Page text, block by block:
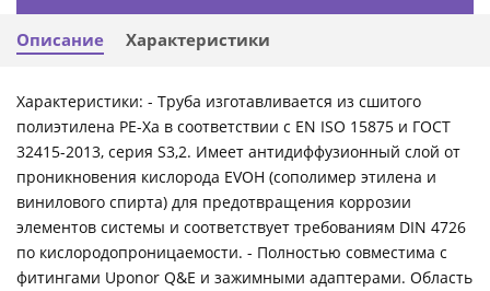
Описание Характеристики
Характеристики: - Труба изготавливается из сшитого
полиэтилена PE-Xa в соответствии с EN ISO 15875 и ГОСТ
32415-2013, серия S3,2. Имеет антидиффузионный слой от
проникновения кислорода EVOH (сополимер этилена и
винилового спирта) для предотвращения коррозии
элементов системы и соответствует требованиям DIN 4726
по кислородопроницаемости. - Полностью совместима с
фитингами Uponor Q&E и зажимными адаптерами. Область